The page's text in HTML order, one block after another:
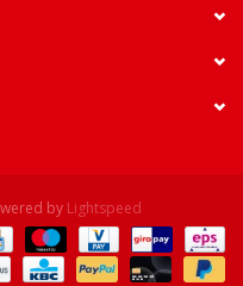
by Lightspeed